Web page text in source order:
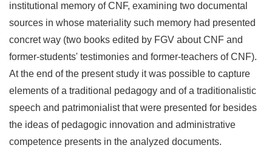
institutional memory of CNF, examining two documental
sources in whose materiality such memory had presented
concret way (two books edited by FGV about CNF and
former-students' testimonies and former-teachers of CNF).
At the end of the present study it was possible to capture
elements of a traditional pedagogy and of a traditionalistic
speech and patrimonialist that were presented for besides
the ideas of pedagogic innovation and administrative
competence presents in the analyzed documents.